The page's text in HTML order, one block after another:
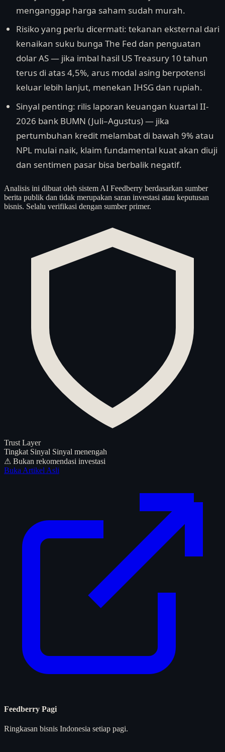
menganggap harga saham sudah murah.
Risiko yang perlu dicermati: tekanan eksternal dari
kenaikan suku bunga The Fed dan penguatan
dolar AS — jika imbal hasil US Treasury 10 tahun
terus di atas 4,5%, arus modal asing berpotensi
keluar lebih lanjut, menekan IHSG dan rupiah.
Sinyal penting: rilis laporan keuangan kuartal II-
2026 bank BUMN (Juli–Agustus) — jika
pertumbuhan kredit melambat di bawah 9% atau
NPL mulai naik, klaim fundamental kuat akan diuji
dan sentimen pasar bisa berbalik negatif.
Analisis ini dibuat oleh sistem AI Feedberry berdasarkan sumber
berita publik dan tidak merupakan saran investasi atau keputusan
bisnis. Selalu verifikasi dengan sumber primer.
Trust Layer
Tingkat Sinyal Sinyal menengah
⚠ Bukan rekomendasi investasi
Buka Artikel Asli
Feedberry Pagi
Ringkasan bisnis Indonesia setiap pagi.